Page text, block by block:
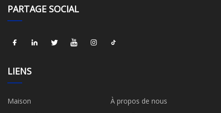
PARTAGE SOCIAL
LIENS
Maison
À propos de nous